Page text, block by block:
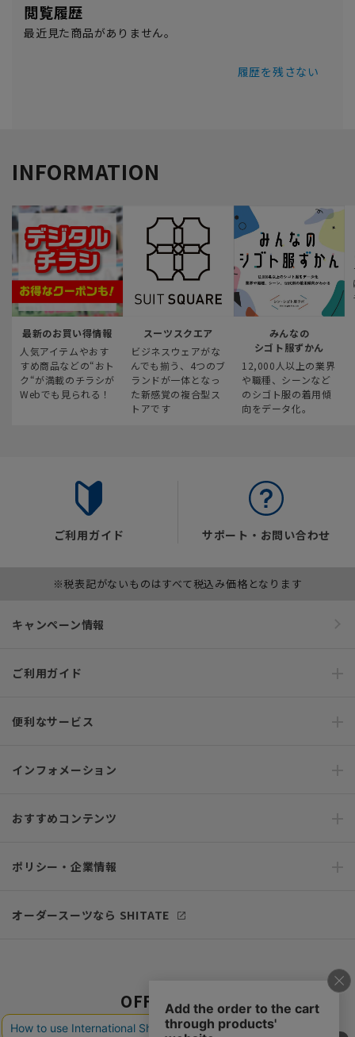
閲覧履歴
最近見た商品がありません。
履歴を残さない
INFORMATION
最新のお買い得情報
人気アイテムやおす
すめ商品などの“おト
ク“が満載のチラシが
Webでも見られる！
スーツスクエア
ビジネスウェアがな
んでも揃う、4つのブ
ランドが一体となっ
た新感覚の複合型ス
トアです
みんなの
シゴト服ずかん
12,000人以上の業界
や職種、シーンなど
のシゴト服の着用傾
向をデータ化。
ご利用ガイド サポート・お問い合わせ
※税表記がないものはすべて税込み価格となります
キャンペーン情報
ご利用ガイド
便利なサービス
インフォメーション
おすすめコンテンツ
ポリシー・企業情報
オーダースーツなら SHITATE
OFFICIAL SNS